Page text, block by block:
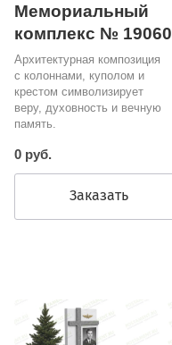
Мемориальный
комплекс № 19060
Архитектурная композиция
с колоннами, куполом и
крестом символизирует
веру, духовность и вечную
память.
0 руб.
Заказать